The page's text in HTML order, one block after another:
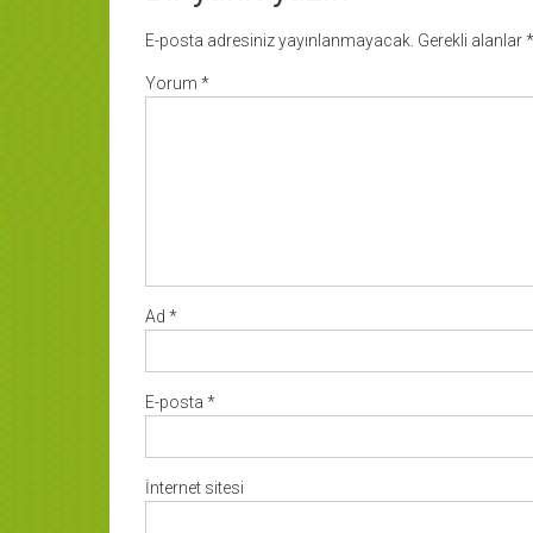
E-posta adresiniz yayınlanmayacak. Gerekli alanlar*
Yorum *
Ad *
E-posta *
İnternet sitesi